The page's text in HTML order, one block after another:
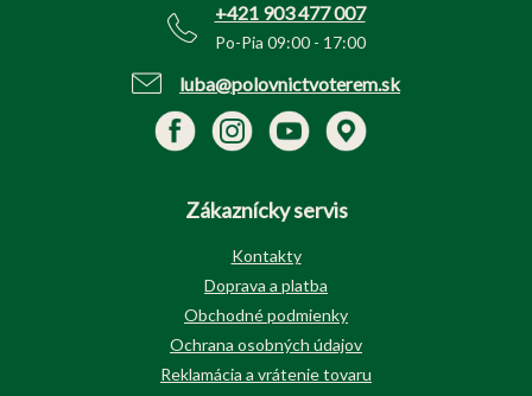
+421 903 477 007
Po-Pia 09:00 - 17:00
luba@polovnictvoterem.sk
Zákaznícky servis
Kontakty
Doprava a platba
Obchodné podmienky
Ochrana osobných údajov
Reklamácia a vrátenie tovaru